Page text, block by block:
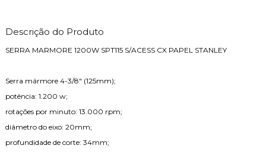
Descrição do Produto
SERRA MARMORE 1200W SPT115 S/ACESS CX PAPEL STANLEY
Serra mármore 4-3/8" (125mm);
potência: 1.200 w;
rotações por minuto: 13.000 rpm;
diâmetro do eixo: 20mm;
profundidade de corte: 34mm;